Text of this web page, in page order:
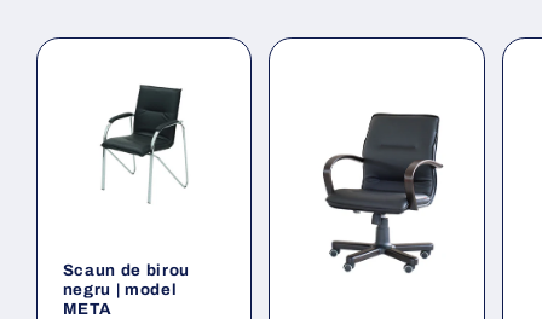
Scaun de birou
negru | model
META